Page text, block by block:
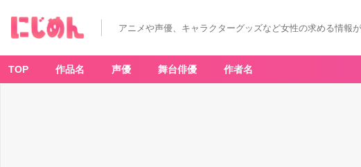
アニメや声優、キャラクターグッズなど女性の求める情報
TOP 作品名 声優 舞台俳優 作者名